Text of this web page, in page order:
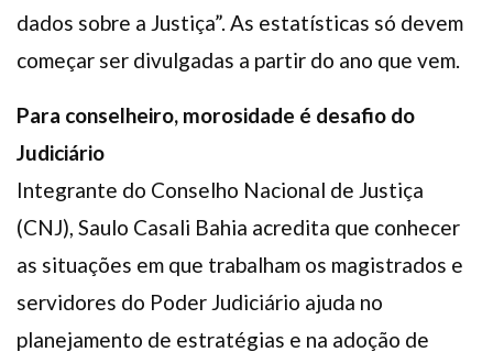
dados sobre a Justiça”. As estatísticas só devem
começar ser divulgadas a partir do ano que vem.
Para conselheiro, morosidade é desafio do
Judiciário
Integrante do Conselho Nacional de Justiça
(CNJ), Saulo Casali Bahia acredita que conhecer
as situações em que trabalham os magistrados e
servidores do Poder Judiciário ajuda no
planejamento de estratégias e na adoção de